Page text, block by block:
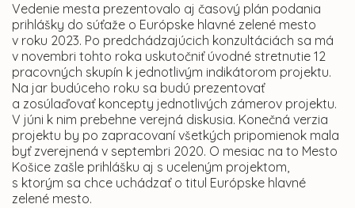
Vedenie mesta prezentovalo aj časový plán podania
prihlášky do súťaže o Európske hlavné zelené mesto
v roku 2023. Po predchádzajúcich konzultáciách sa má
v novembri tohto roka uskutočniť úvodné stretnutie 12
pracovných skupín k jednotlivým indikátorom projektu.
Na jar budúceho roku sa budú prezentovať
a zosúlaďovať koncepty jednotlivých zámerov projektu.
V júni k nim prebehne verejná diskusia. Konečná verzia
projektu by po zapracovaní všetkých pripomienok mala
byť zverejnená v septembri 2020. O mesiac na to Mesto
Košice zašle prihlášku aj s uceleným projektom,
s ktorým sa chce uchádzať o titul Európske hlavné
zelené mesto.